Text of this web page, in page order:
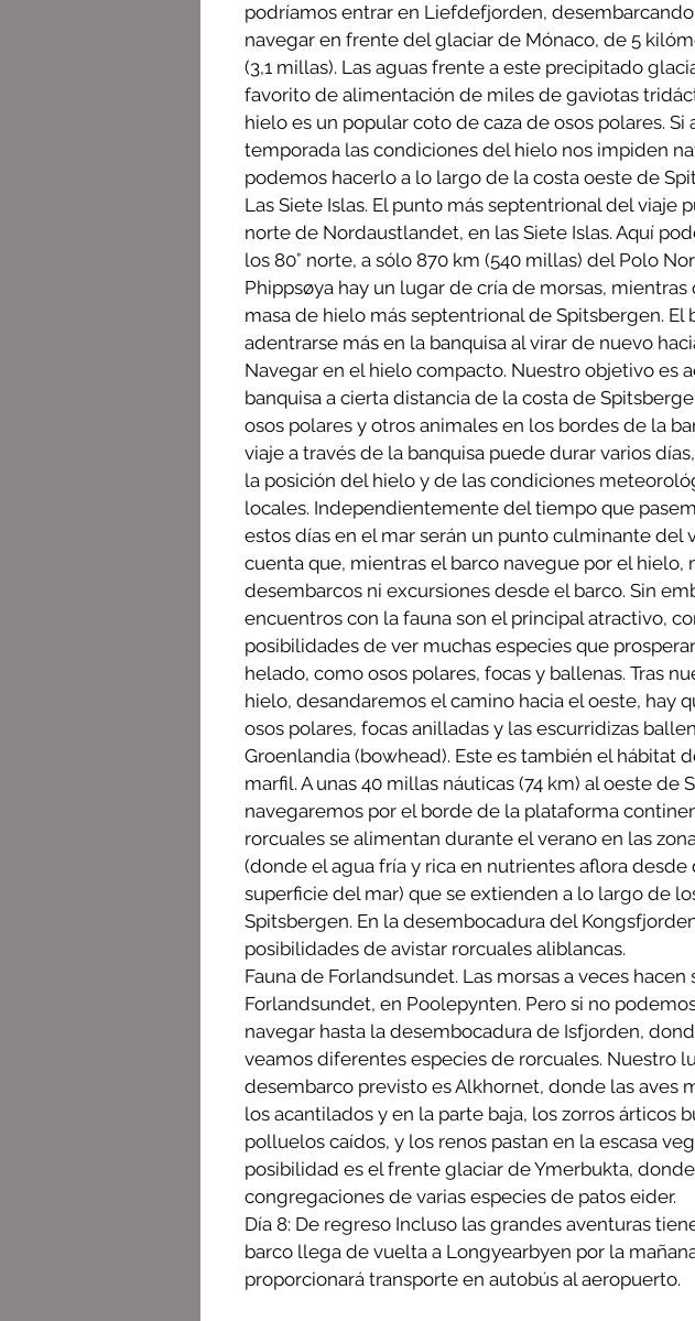
podríamos entrar en Liefdefjorden, desembarcando
navegar en frente del glaciar de Mónaco, de 5
(3,1 millas). Las aguas frente a este precipitado
favorito de alimentación de miles de gaviotas
hielo es un popular coto de caza de osos polares. Si
temporada las condiciones del hielo nos impiden
podemos hacerlo a lo largo de la costa oeste de
Las Siete Islas. El punto más septentrional del viaje
norte de Nordaustlandet, en las Siete Islas. Aquí
los 80° norte, a sólo 870 km (540 millas) del Polo
Phippsøya hay un lugar de cría de morsas, mientras
masa de hielo más septentrional de Spitsbergen. El
adentrarse más en la banquisa al virar de nuevo
Navegar en el hielo compacto. Nuestro objetivo es
banquisa a cierta distancia de la costa de
osos polares y otros animales en los bordes de la
viaje a través de la banquisa puede durar varios
la posición del hielo y de las condiciones
locales. Independientemente del tiempo que
estos días en el mar serán un punto culminante del
cuenta que, mientras el barco navegue por el hielo,
desembarcos ni excursiones desde el barco. Sin
encuentros con la fauna son el principal atractivo,
posibilidades de ver muchas especies que
helado, como osos polares, focas y ballenas. Tras
hielo, desandaremos el camino hacia el oeste, hay
osos polares, focas anilladas y las escurridizas
Groenlandia (bowhead). Este es también el hábitat
marfil. A unas 40 millas náuticas (74 km) al oeste de
navegaremos por el borde de la plataforma
rorcuales se alimentan durante el verano en las
(donde el agua fría y rica en nutrientes aflora desde
superficie del mar) que se extienden a lo largo de
Spitsbergen. En la desembocadura del
posibilidades de avistar rorcuales aliblancas.
Fauna de Forlandsundet. Las morsas a veces hacen
Forlandsundet, en Poolepynten. Pero si no
navegar hasta la desembocadura de Isfjorden,
veamos diferentes especies de rorcuales. Nuestro
desembarco previsto es Alkhornet, donde las aves
los acantilados y en la parte baja, los zorros árticos
polluelos caídos, y los renos pastan en la escasa
posibilidad es el frente glaciar de Ymerbukta,
congregaciones de varias especies de patos eider.
Día 8: De regreso Incluso las grandes aventuras
barco llega de vuelta a Longyearbyen por la
proporcionará transporte en autobús al aeropuerto.